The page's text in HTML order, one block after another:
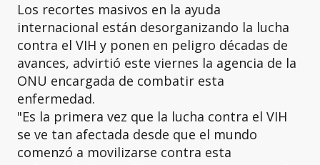
Los recortes masivos en la ayuda
internacional están desorganizando la lucha
contra el VIH y ponen en peligro décadas de
avances, advirtió este viernes la agencia de la
ONU encargada de combatir esta
enfermedad.
"Es la primera vez que la lucha contra el VIH
se ve tan afectada desde que el mundo
comenzó a movilizarse contra esta